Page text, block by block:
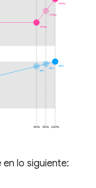
lo siguiente: